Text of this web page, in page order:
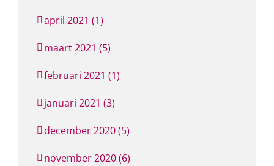
april 2021 (1)
maart 2021 (5)
februari 2021 (1)
januari 2021 (3)
december 2020 (5)
november 2020 (6)